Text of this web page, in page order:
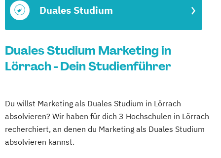
Duales Studium
Duales Studium Marketing in
Lörrach - Dein Studienführer
Du willst Marketing als Duales Studium in Lörrach
absolvieren? Wir haben für dich 3 Hochschulen in Lörrach
recherchiert, an denen du Marketing als Duales Studium
absolvieren kannst.